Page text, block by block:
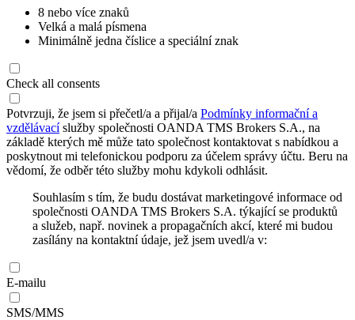
8 nebo více znaků
Velká a malá písmena
Minimálně jedna číslice a speciální znak
Check all consents
Potvrzuji, že jsem si přečetl/a a přijal/a Podmínky informační a
vzdělávacíslužby společnosti OANDA TMS Brokers S.A., na
základě kterých mě může tato společnost kontaktovat s nabídkou a
poskytnout mi telefonickou podporu za účelem správy účtu. Beru na
vědomí, že odběr této služby mohu kdykoli odhlásit.
Souhlasím s tím, že budu dostávat marketingové informace od
společnosti OANDA TMS Brokers S.A. týkající se produktů
a služeb, např. novinek a propagačních akcí, které mi budou
zasílány na kontaktní údaje, jež jsem uvedl/a v:
E-mailu
SMS/MMS